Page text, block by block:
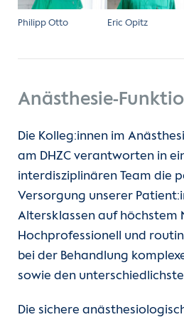
Philipp Otto Eric Opitz
Anästhesie-
Die Kolleg:innen im
am DHZC verantworten in
interdisziplinären Team die
Versorgung unserer
Altersklassen auf höchstem
Hochprofessionell und
bei der Behandlung
sowie den
Die sichere